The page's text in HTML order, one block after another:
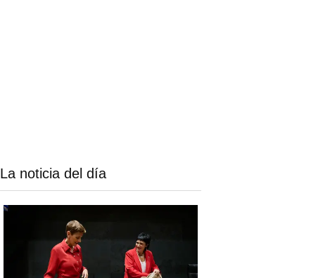
La noticia del día